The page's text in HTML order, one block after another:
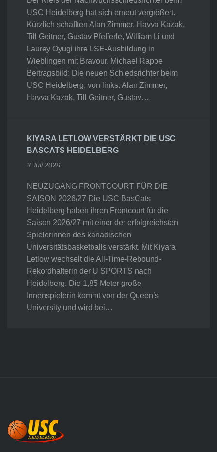
USC Heidelberg hat sich erneut vergrößert.
Kürzlich schafften Alan Zimmer, Havva Kazak,
Till Geitner, Gustav Pfefferle, William Li und
Laurey Oyugi ihre LSE-Ausbildung in
Wieblingen mit Bravour. Michael Rappe
Beitragsbild: Die neuen Schiedsrichter beim
USC Heidelberg, von links: Alan Zimmer,
Havva Kazak, Till Geitner, Gustav…
KIYARA LETLOW VERSTÄRKT DIE USC
BASCATS HEIDELBERG
3 Juli 2026
NEUZUGANG FRONTCOURT FÜR DIE
SAISON 2026/27 Die USC BasCats
Heidelberg haben ihren Frontcourt für die
Saison 2026/27 mit einer der erfolgreichsten
Spielerinnen des kanadischen
Universitätsbasketballs verstärkt. Mit Kiyara
Letlow wechselt die All-Time-Rebound-
Rekordhalterin der U SPORTS nach
Heidelberg. Die 1,85 Meter große
Innenspielerin kommt von der Queen’s
University und wird bei…